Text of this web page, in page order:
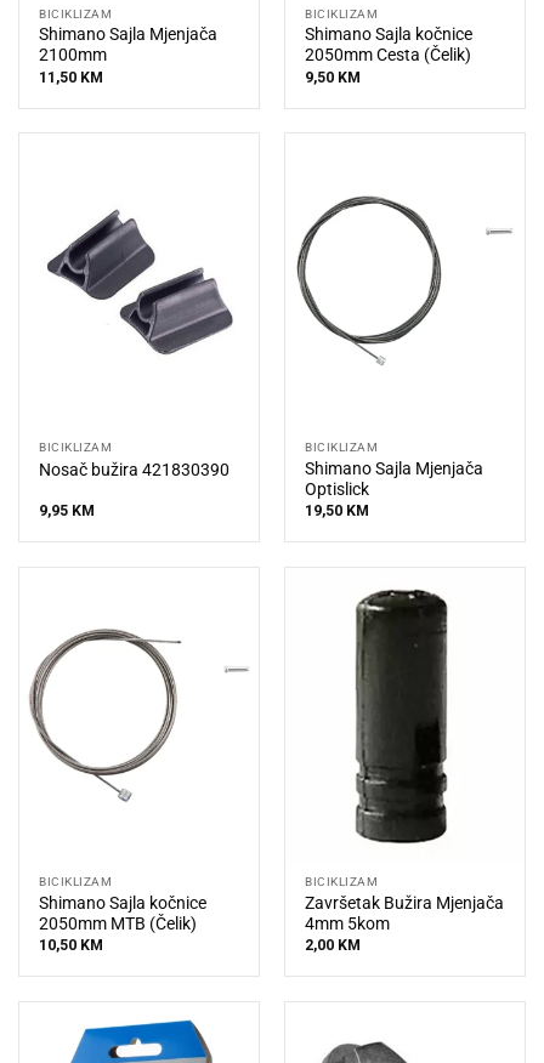
BICIKLIZAM
Shimano Sajla Mjenjača
2100mm
11,50 KM
BICIKLIZAM
Shimano Sajla kočnice
2050mm Cesta (Čelik)
9,50 KM
BICIKLIZAM
Nosač bužira 421830390
9,95 KM
BICIKLIZAM
Shimano Sajla Mjenjača
Optislick
19,50 KM
BICIKLIZAM
Shimano Sajla kočnice
2050mm MTB (Čelik)
10,50 KM
BICIKLIZAM
Završetak Bužira Mjenjača
4mm 5kom
2,00 KM